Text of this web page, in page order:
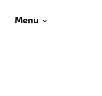
Menu